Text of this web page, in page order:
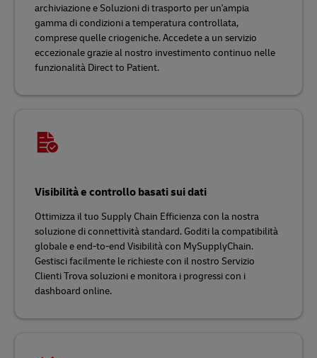
archiviazione e Soluzioni di trasporto per un'ampia
gamma di condizioni a temperatura controllata,
comprese quelle criogeniche. Accedete a un servizio
eccezionale grazie al nostro investimento continuo nelle
funzionalità Direct to Patient.
Visibilità e controllo basati sui dati
Ottimizza il tuo Supply Chain Efficienza con la nostra
soluzione di connettività standard. Goditi la compatibilità
globale e end-to-end Visibilità con MySupplyChain.
Gestisci facilmente le richieste con il nostro Servizio
Clienti Trova soluzioni e monitora i progressi con i
dashboard online.